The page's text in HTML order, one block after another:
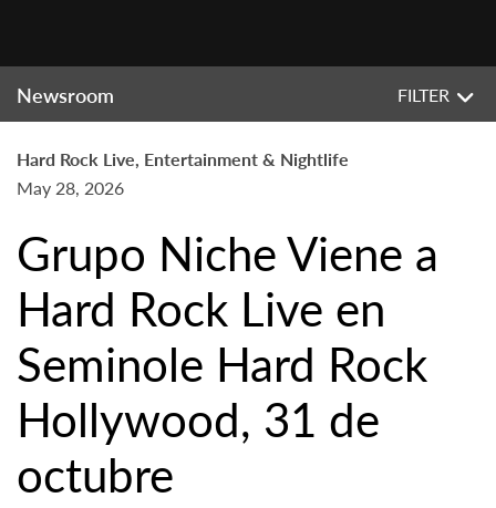
Newsroom FILTER
Hard Rock Live, Entertainment & Nightlife
May 28, 2026
Grupo Niche Viene a
Hard Rock Live en
Seminole Hard Rock
Hollywood, 31 de
octubre